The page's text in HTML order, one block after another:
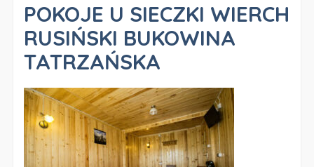
POKOJE U SIECZKI WIERCH
RUSIŃSKI BUKOWINA
TATRZAŃSKA